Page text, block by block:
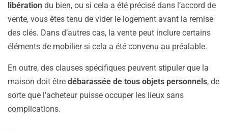
libération du bien, ou si cela a été précisé dans l’accord de
vente, vous êtes tenu de vider le logement avant la remise
des clés. Dans d’autres cas, la vente peut inclure certains
éléments de mobilier si cela a été convenu au préalable.
En outre, des clauses spécifiques peuvent stipuler que la
maison doit être débarassée de tous objets personnels, de
sorte que l’acheteur puisse occuper les lieux sans
complications.